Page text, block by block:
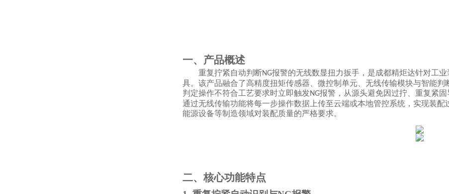
一、产品概述
重复拧紧自动判断NG报警的无线数显扭力扳手，是成都精炬达针对工
具。该产品融合了高精度扭矩传感器、微控制单元、无线传输模块与智能
判定操作不符合工艺要求时立即触发NG报警，从源头避免因过拧、重复紧
通过无线传输功能将每一步操作数据上传至云端或本地管控系统，实现装
能源设备等制造领域对装配质量的严格要求。
二、核心功能特点